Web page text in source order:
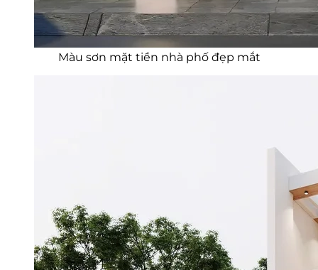
Màu sơn mặt tiền nhà phố đẹp mắt